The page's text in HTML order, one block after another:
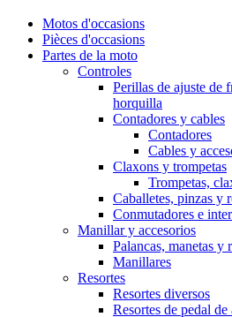
Motos d'occasions
Pièces d'occasions
Partes de la moto
Controles
Perillas de ajuste de
horquilla
Contadores y cables
Contadores
Cables y
Claxons y trompetas
Trompetas,
Caballetes, pinzas y
Conmutadores e
Manillar y accesorios
Palancas, manetas y
Manillares
Resortes
Resortes diversos
Resortes de pedal